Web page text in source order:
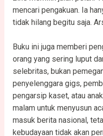
mencari pengakuan. Ia
tidak hilang begitu saja.
Buku ini juga memberi
orang yang sering luput
selebritas, bukan
penyelenggara gigs,
pengarsip kaset, atau
malam untuk menyusun
masuk berita nasional,
kebudayaan tidak akan